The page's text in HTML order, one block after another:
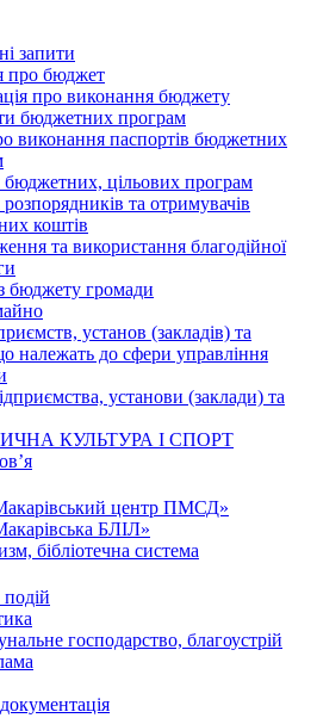
запити
про бюджет
про виконання бюджету
бюджетних програм
виконання паспортів бюджетних
бюджетних, цільових програм
та отримувачів
коштів
та використання благодійної
бюджету громади
установ (закладів) та
належать до сфери управління
установи (заклади) та
КУЛЬТУРА І СПОРТ
центр ПМСД»
БЛІЛ»
бібліотечна система
господарство, благоустрій